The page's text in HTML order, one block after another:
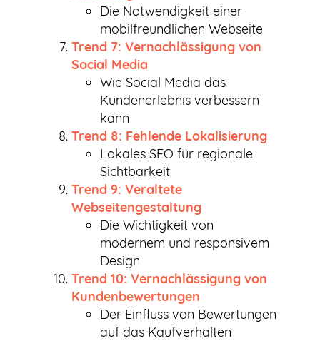
Die Notwendigkeit einer
mobilfreundlichen Webseite
Trend 7: Vernachlässigung von
Social Media
Wie Social Media das
Kundenerlebnis verbessern
kann
Trend 8: Fehlende Lokalisierung
Lokales SEO für regionale
Sichtbarkeit
Trend 9: Veraltete
Webseitengestaltung
Die Wichtigkeit von
modernem und responsivem
Design
Trend 10: Vernachlässigung von
Kundenbewertungen
Der Einfluss von Bewertungen
auf das Kaufverhalten